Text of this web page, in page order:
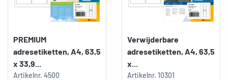
PREMIUM
adresetiketten, A4, 63,5
x 33,9...
Artikelnr. 4500
Verwijderbare
adresetiketten, A4, 63,5
x...
Artikelnr. 10301